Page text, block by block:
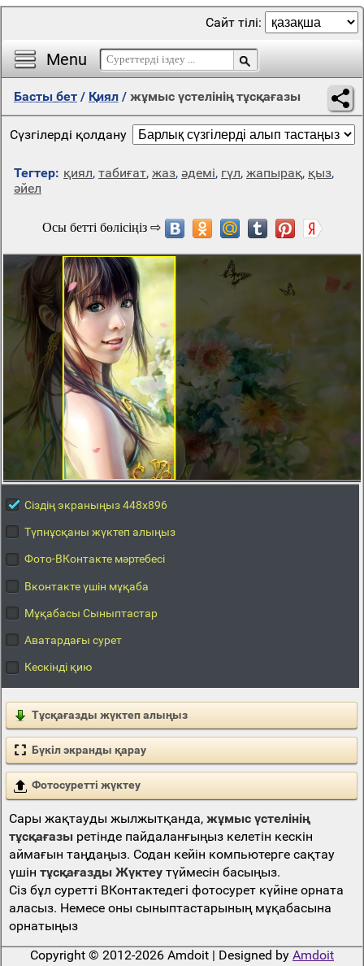
Menu
Сайт тілі:
Басты бет / Қиял / жұмыс үстелінің тұсқағазы
Сүзгілерді қолдану
Тегтер: қиял, табиғат, жаз, әдемі, гүл, жапырақ, қыз,
әйел
Сіздің экраныңыз 448x896
Түпнұсқаны жүктеп алыңыз
Фото-ВКонтакте мәртебесі
Вконтакте үшін мұқаба
Мұқабасы Сыныптастар
Аватардағы сурет
Кескінді қию
Тұсқағазды жүктеп алыңыз
Бүкіл экранды қарау
Фотосуретті жүктеу
Сары жақтауды жылжытқанда, жұмыс үстелінің
тұсқағазыретінде пайдаланғыңыз келетін кескін
аймағын таңдаңыз. Содан кейін компьютерге сақтау
үшін тұсқағазды Жүктеутүймесін басыңыз.
Сіз бұл суретті ВКонтактедегі фотосурет күйіне орната
аласыз. Немесе оны сыныптастарының мұқабасына
орнатыңыз
Copyright © 2012-2026 Amdoit | Designed by Amdoit